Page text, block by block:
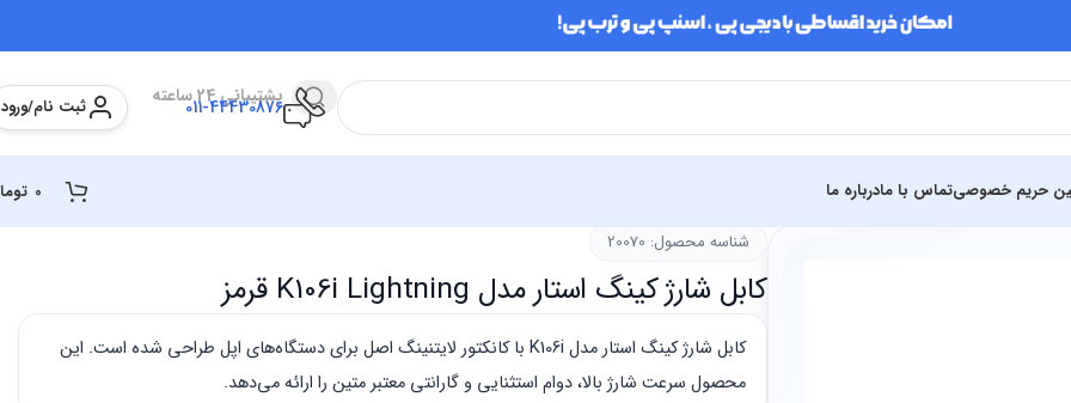
پشتیبانی 24 ساعته
011-44430876 ثبت نام/ورود
حریم خصوصیتماس با مادرباره ما
شناسه محصول: 20070
کابل شارژ کینگ استار مدل K106i Lightning قرمز
کابل شارژ کینگ استار مدل K106i با کانکتور لایتنینگ اصل برای دستگاه‌های اپل طراحی شده است. این
محصول سرعت شارژ بالا، دوام استثنایی و گارانتی معتبر متین را ارائه می‌دهد.